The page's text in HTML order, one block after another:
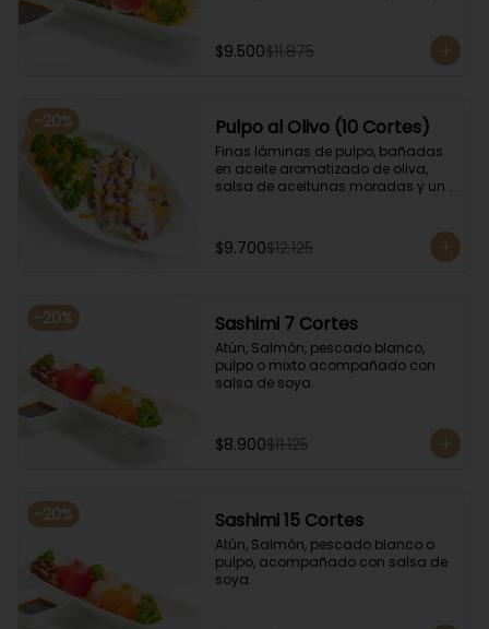
$9.500$11.875
-20% Pulpo al Olivo (10 Cortes)
Finas láminas de pulpo, bañadas
en aceite aromatizado de oliva,
salsa de aceitunas moradas y un
$9.700$12.125
-20% Sashimi 7 Cortes
Atún, Salmón, pescado blanco,
pulpo o mixto acompañado con
salsa de soya.
$8.900$11.125
-20% Sashimi 15 Cortes
Atún, Salmón, pescado blanco o
pulpo, acompañado con salsa de
soya.